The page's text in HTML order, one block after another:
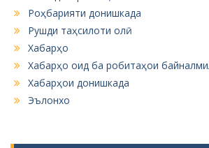
Роҳбарияти донишкада
Рушди таҳсилоти олӣ
Хабарҳо
Хабарҳо оид ба робитаҳои
Хабарҳои донишкада
Эълонхо